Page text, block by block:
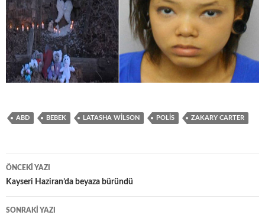
ABD BEBEK LATASHA WILSON POLIS ZAKARY CARTER
Yazı
dolaşımı
ÖNCEKI YAZI
Kayseri Haziran’da beyaza büründü
SONRAKI YAZI